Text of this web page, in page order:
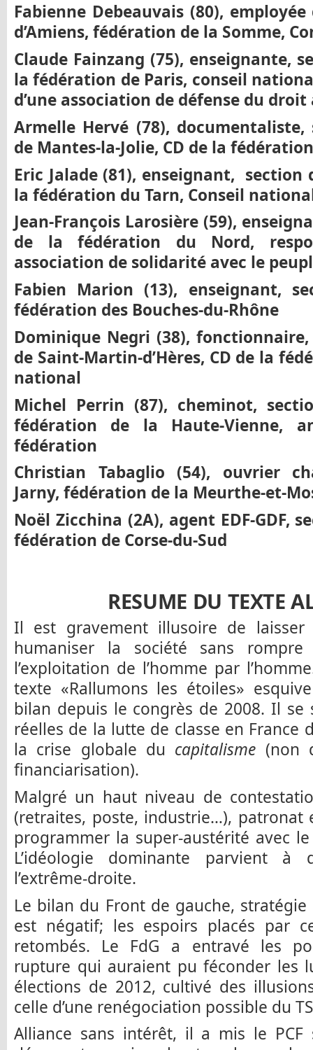
Fabienne Debeauvais (80),
d’Amiens, fédération de la Somme,
Claude Fainzang (75), enseignante,
la fédération de Paris, conseil
d’une association de défense du
Armelle Hervé (78),
de Mantes-la-Jolie, CD de la
Eric Jalade (81), enseignant, section
la fédération du Tarn, Conseil
Jean-François Larosière (59),
de la fédération du Nord,
association de solidarité avec le
Fabien Marion (13), enseignant,
fédération des Bouches-du-Rhône
Dominique Negri (38),
de Saint-Martin-d’Hères, CD de la
national
Michel Perrin (87), cheminot,
fédération de la Haute-Vienne,
fédération
Christian Tabaglio (54), ouvrier
Jarny, fédération de la Meurthe-et-
Noël Zicchina (2A), agent EDF-GDF,
fédération de Corse-du-Sud
RESUME DU TEXTE
Il est gravement illusoire de laisser
humaniser la société sans
l’exploitation de l’homme par
texte «Rallumons les étoiles»
bilan depuis le congrès de 2008. Il
réelles de la lutte de classe en France
la crise globale du capitalisme (non
financiarisation).
Malgré un haut niveau de
(retraites, poste, industrie…),
programmer la super-austérité avec
L’idéologie dominante parvient
l’extrême-droite.
Le bilan du Front de gauche,
est négatif; les espoirs placés par
retombés. Le FdG a entravé les
rupture qui auraient pu féconder les
élections de 2012, cultivé des
celle d’une renégociation possible du
Alliance sans intérêt, il a mis le